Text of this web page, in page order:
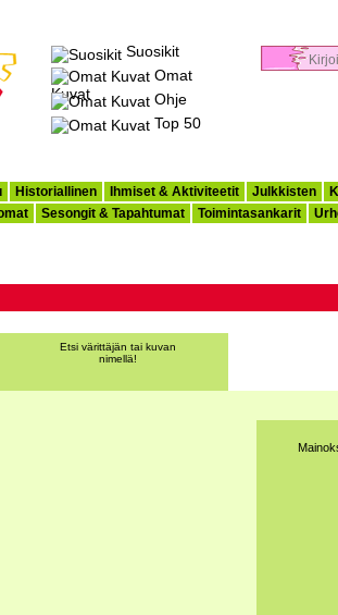
Suosikit
Omat
Kuvat
Ohje
Top 50
Historiallinen Ihmiset & Aktiviteetit Julkkisten
Sesongit & Tapahtumat Toimintasankarit
Etsi värittäjän tai kuvan
nimellä!